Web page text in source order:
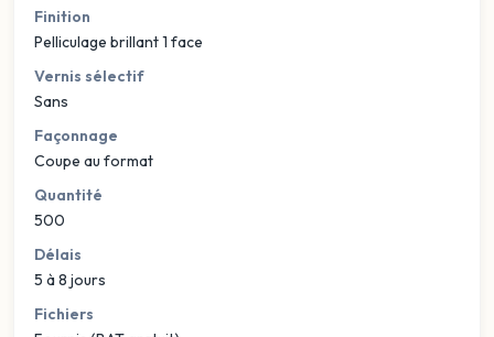
Finition
Pelliculage brillant 1 face
Vernis sélectif
Sans
Façonnage
Coupe au format
Quantité
500
Délais
5 à 8 jours
Fichiers